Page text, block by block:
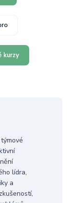
kurzy
lídra,
a